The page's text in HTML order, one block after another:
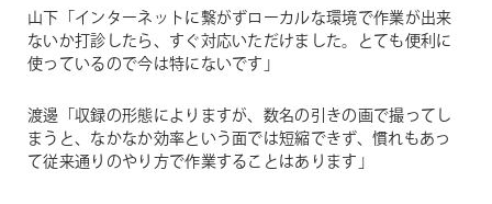
山下「インターネットに繋がずローカルな環境で作業が出来
ないか打診したら、すぐ対応いただけました。とても便利に
使っているので今は特にないです」
渡邊「収録の形態によりますが、数名の引きの画で撮ってし
まうと、なかなか効率という面では短縮できず、慣れもあっ
て従来通りのやり方で作業することはあります」